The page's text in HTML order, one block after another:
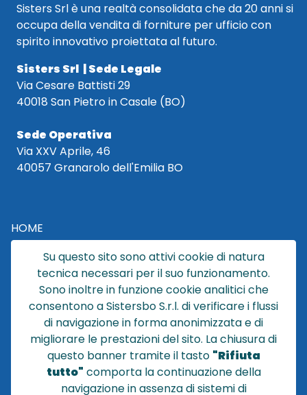
Sisters Srl è una realtà consolidata che da 20 anni si
occupa della vendita di forniture per ufficio con
spirito innovativo proiettata al futuro.
Sisters Srl | Sede Legale
Via Cesare Battisti 29
40018 San Pietro in Casale (BO)
Sede Operativa
Via XXV Aprile, 46
40057 Granarolo dell'Emilia BO
HOME
CATALOGO
CHI SIAMO
NEWS
CONTATTACI
CONDIZIONI DI VENDITA
POLICY PRIVACY
NOTE LEGALI
Su questo sito sono attivi cookie di natura
tecnica necessari per il suo funzionamento.
Sono inoltre in funzione cookie analitici che
consentono a Sistersbo S.r.l. di verificare i flussi
di navigazione in forma anonimizzata e di
migliorare le prestazioni del sito. La chiusura di
questo banner tramite il tasto "Rifiuta
tutto" comporta la continuazione della
navigazione in assenza di sistemi di